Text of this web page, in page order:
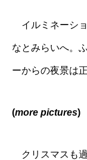
イルミネーシ
なとみらいへ。
ーからの夜景は
(more pictures)
クリスマスも